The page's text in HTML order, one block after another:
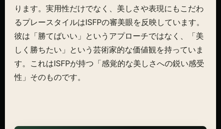
ります。実用性だけでなく、美しさや表現にもこだわ
るプレースタイルはISFPの審美眼を反映しています。
彼は「勝てばいい」というアプローチではなく、「美
しく勝ちたい」という芸術家的な価値観を持っていま
す。これはISFPが持つ「感覚的な美しさへの鋭い感受
性」そのものです。